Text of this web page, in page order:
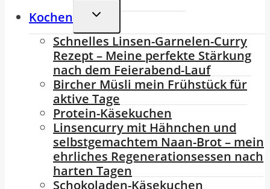
Kochen
Untermenü
Schnelles Linsen-Garnelen-Curry
Rezept – Meine perfekte Stärkung
nach dem Feierabend-Lauf
Bircher Müsli mein Frühstück für
aktive Tage
Protein-Käsekuchen
Linsencurry mit Hähnchen und
selbstgemachtem Naan-Brot – mein
ehrliches Regenerationsessen nach
harten Tagen
Schokoladen-Käsekuchen